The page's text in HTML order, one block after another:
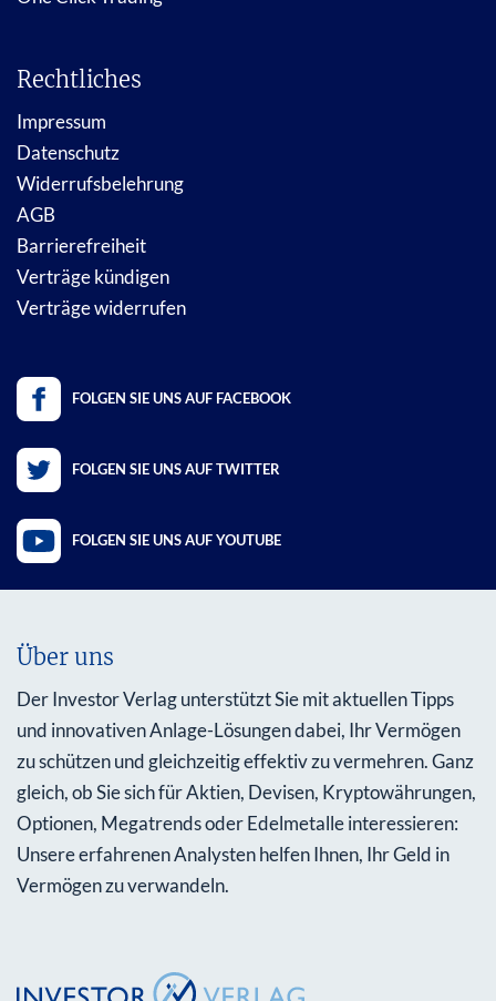
Rechtliches
Impressum
Datenschutz
Widerrufsbelehrung
AGB
Barrierefreiheit
Verträge kündigen
Verträge widerrufen
FOLGEN SIE UNS AUF FACEBOOK
FOLGEN SIE UNS AUF TWITTER
FOLGEN SIE UNS AUF YOUTUBE
Über uns
Der Investor Verlag unterstützt Sie mit aktuellen Tipps
und innovativen Anlage-Lösungen dabei, Ihr Vermögen
zu schützen und gleichzeitig effektiv zu vermehren. Ganz
gleich, ob Sie sich für Aktien, Devisen, Kryptowährungen,
Optionen, Megatrends oder Edelmetalle interessieren:
Unsere erfahrenen Analysten helfen Ihnen, Ihr Geld in
Vermögen zu verwandeln.